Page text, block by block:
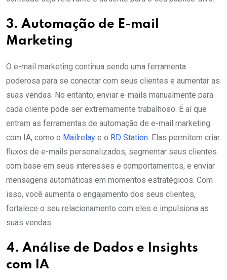
3. Automação de E-mail
Marketing
O e-mail marketing continua sendo uma ferramenta
poderosa para se conectar com seus clientes e aumentar as
suas vendas. No entanto, enviar e-mails manualmente para
cada cliente pode ser extremamente trabalhoso. É aí que
entram as ferramentas de automação de e-mail marketing
com IA, como o Mailrelay e o RD Station. Elas permitem criar
fluxos de e-mails personalizados, segmentar seus clientes
com base em seus interesses e comportamentos, e enviar
mensagens automáticas em momentos estratégicos. Com
isso, você aumenta o engajamento dos seus clientes,
fortalece o seu relacionamento com eles e impulsiona as
suas vendas.
4. Análise de Dados e Insights
com IA